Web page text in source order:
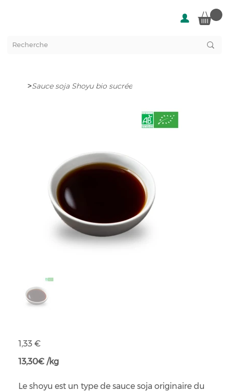
>Sauce soja Shoyu bio sucrée
Prix
1,33 €
13,30€ /kg
Le shoyu est un type de sauce soja originaire du